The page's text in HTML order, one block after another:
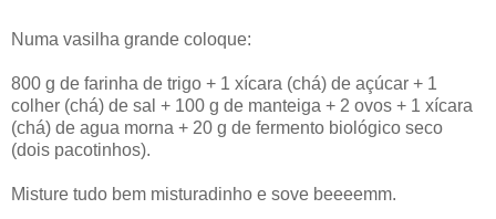
Numa vasilha grande coloque:
800 g de farinha de trigo + 1 xícara (chá) de açúcar + 1
colher (chá) de sal + 100 g de manteiga + 2 ovos + 1 xícara
(chá) de agua morna + 20 g de fermento biológico seco
(dois pacotinhos).
Misture tudo bem misturadinho e sove beeeemm.